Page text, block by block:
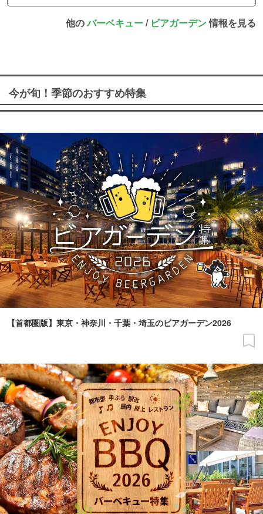
他のバーベキュー/ ビアガーデン情報を見る
今が旬！季節のおすすめ特集
【首都圏版】東京・神奈川・千葉・埼玉のビアガーデン2026